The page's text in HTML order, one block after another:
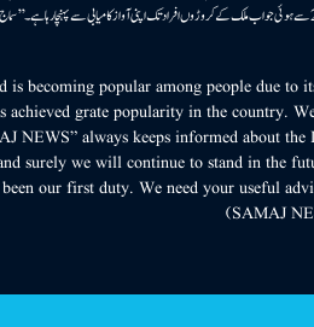
شروعات 10مئی 2016 سے ہوئی جو اب ملک کے کروڑوں افراد تک اپنی آواز کامیابی سے پہنچا
becoming popular among people due to
grate popularity in the country.
NEWS” always keeps informed about the
surely we will continue to stand in the
our first duty. We need your useful